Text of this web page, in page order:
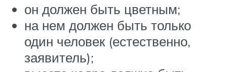
он должен быть цветным;
на нем должен быть только
один человек (естественно,
заявитель);